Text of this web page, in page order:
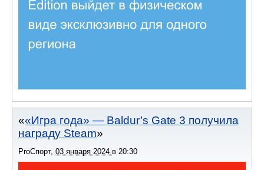
«Игра года» — Baldur’s Gate 3 получила
награду Steam
ProСпорт, 03 января 2024 в 20:30